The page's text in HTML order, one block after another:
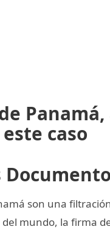
caso
son una
mundo, la firma